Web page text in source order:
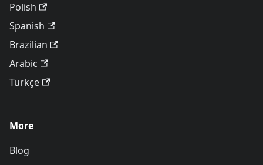
Polish
Spanish
Brazilian
Arabic
Türkçe
More
Blog